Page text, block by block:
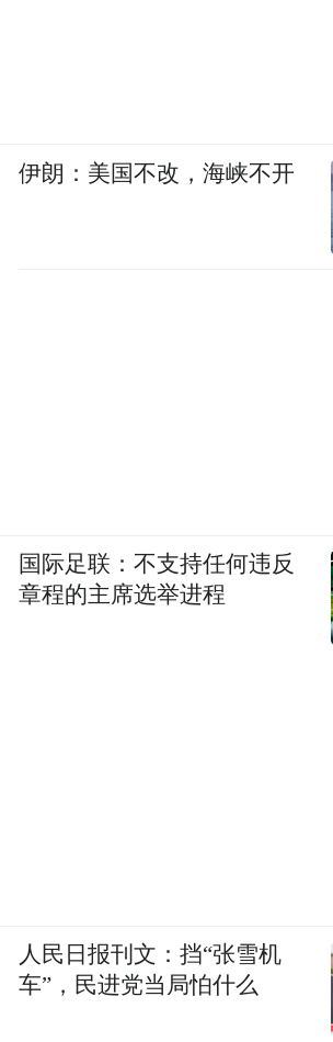
伊朗：美国不改，海峡不开
国际足联：不支持任何违反
章程的主席选举进程
人民日报刊文：挡“张雪机
车”，民进党当局怕什么